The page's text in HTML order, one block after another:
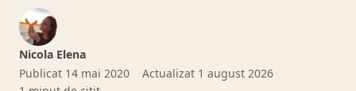
Nicola Elena
Publicat 14 mai 2020 Actualizat 1 august 2026